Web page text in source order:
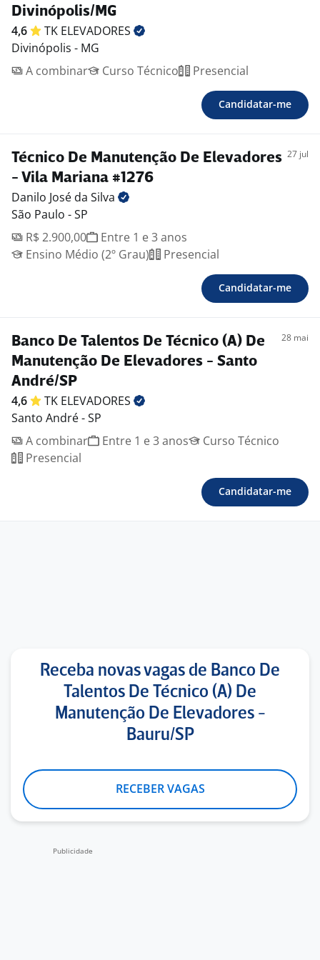
vinculado ao salário, incentivando o uso consciente
dos recursos.
*Aprenda e evolua com a gente: Oferecemos uma
plataforma completa de cursos online gratuitos para
desenvolver suas habilidades técnicas,
*Transporte: Benefício concedido conforme legislação
conquistar o seu carro novo.
Benefícios:
-. Assistência Odontológica
-.
Divinópolis/MG
4,6 TK ELEVADORES
Divinópolis - MG
A combinar
Curso Técnico Presencial
Candidatar-me
Técnico De Manutenção De Elevadores
- Vila Mariana #1276
27 jul
Danilo José da Silva
São Paulo - SP
R$ 2.900,00
Entre 1 e 3 anos
Ensino Médio (2º Grau)
Presencial
Candidatar-me
Banco De Talentos De Técnico (A) De
Manutenção De Elevadores - Santo
André/SP
28 mai
4,6 TK ELEVADORES
Santo André - SP
A combinar
Entre 1 e 3 anos
Curso Técnico
Presencial
Candidatar-me
Receba novas vagas de Banco De
Talentos De Técnico (A) De
Manutenção De Elevadores -
Bauru/SP
RECEBER VAGAS